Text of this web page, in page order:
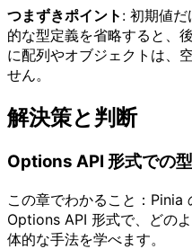
つまずきポイント : 初期値
的な型定義を省略すると、
に配列やオブジェクトは、
せん。
解決策と判断
Options API 形式での
この章でわかること：Pinia
Options API 形式で、どの
体的な手法を学べます。